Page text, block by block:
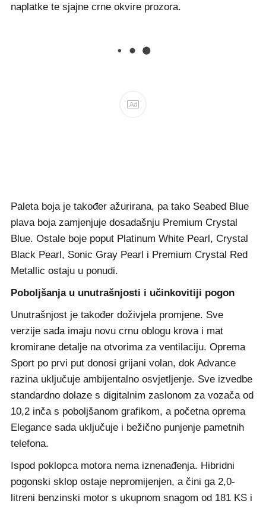
naplatke te sjajne crne okvire prozora.
Ad
Paleta boja je također ažurirana, pa tako Seabed Blue
plava boja zamjenjuje dosadašnju Premium Crystal
Blue. Ostale boje poput Platinum White Pearl, Crystal
Black Pearl, Sonic Gray Pearl i Premium Crystal Red
Metallic ostaju u ponudi.
Poboljšanja u unutrašnjosti i učinkovitiji pogon
Unutrašnjost je također doživjela promjene. Sve
verzije sada imaju novu crnu oblogu krova i mat
kromirane detalje na otvorima za ventilaciju. Oprema
Sport po prvi put donosi grijani volan, dok Advance
razina uključuje ambijentalno osvjetljenje. Sve izvedbe
standardno dolaze s digitalnim zaslonom za vozača od
10,2 inča s poboljšanom grafikom, a početna oprema
Elegance sada uključuje i bežično punjenje pametnih
telefona.
Ispod poklopca motora nema iznenađenja. Hibridni
pogonski sklop ostaje nepromijenjen, a čini ga 2,0-
litreni benzinski motor s ukupnom snagom od 181 KS i